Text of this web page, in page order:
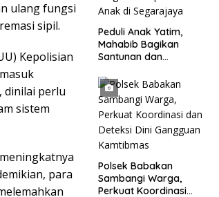
ulang fungsi
sipil.
Kepolisian
dinilai perlu
sistem
para
Peduli Anak Yatim,
Mahabib Bagikan
Santunan dan
Anak di Segarajaya
Polsek Babakan
Sambangi Warga,
Perkuat Koordinasi